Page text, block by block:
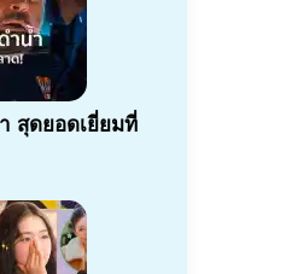
สุดยอดเยี่ยมที่